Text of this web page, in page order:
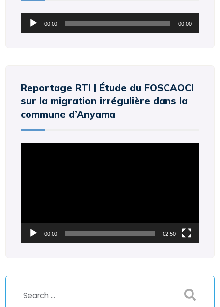
Lecteur
audio
00:00 00:00
Reportage RTI | Étude du FOSCAOCI
sur la migration irrégulière dans la
commune d’Anyama
00:00 02:50